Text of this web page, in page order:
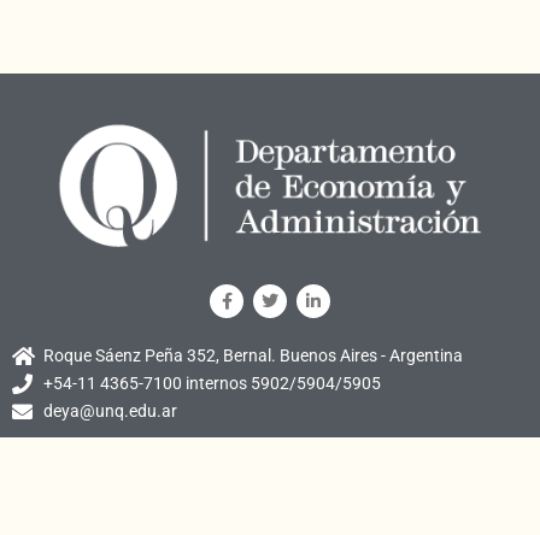
Roque Sáenz Peña 352, Bernal. Buenos Aires - Argentina
+54-11 4365-7100 internos 5902/5904/5905
deya@unq.edu.ar